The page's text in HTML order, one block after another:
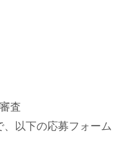
査
、以下の応募フォーム